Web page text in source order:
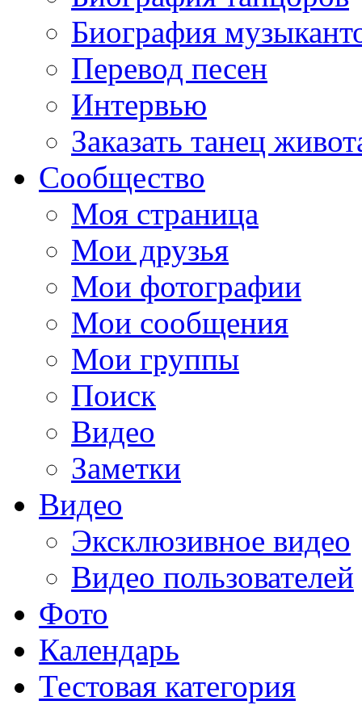
Биография
Перевод песен
Интервью
Заказать танец
Сообщество
Моя страница
Мои друзья
Мои фотографии
Мои сообщения
Мои группы
Поиск
Видео
Заметки
Видео
Эксклюзивное видео
Видео пользователей
Фото
Календарь
Тестовая категория